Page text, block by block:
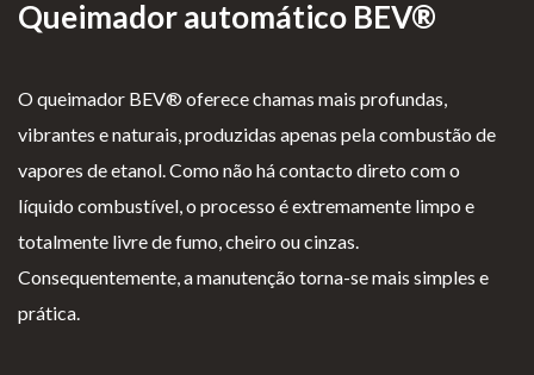
Queimador automático BEV®
O queimador BEV® oferece chamas mais profundas,
vibrantes e naturais, produzidas apenas pela combustão de
vapores de etanol. Como não há contacto direto com o
líquido combustível, o processo é extremamente limpo e
totalmente livre de fumo, cheiro ou cinzas.
Consequentemente, a manutenção torna-se mais simples e
prática.